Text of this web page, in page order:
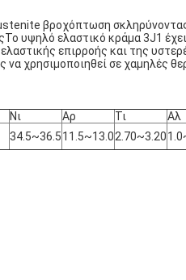
βροχόπτωση
υψηλό ελαστικό κράμα 3J1
επιρροής και της
χρησιμοποιηθεί σε χαμηλές
Νι Αρ Τι Αλ
34.5~36.511.5~13.02.70~3.20